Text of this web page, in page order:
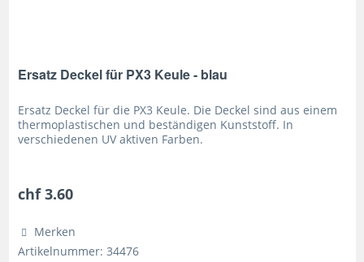
Ersatz Deckel für PX3 Keule - blau
Ersatz Deckel für die PX3 Keule. Die Deckel sind aus einem
thermoplastischen und beständigen Kunststoff. In
verschiedenen UV aktiven Farben.
chf 3.60
Merken
Artikelnummer: 34476